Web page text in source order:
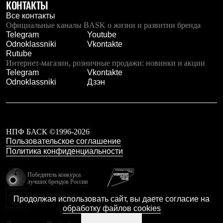
PEAK
ЗА ПОЛЯРНЫМ КРУГОМ
TREK
BASK kids
CITY
BASK juno
ИДЁМ В ПОХОД
Дневник капитана
Каталог дилеров
Производство
Баск в вашем городе
Контроль качества
Технологии
Сотрудничество
Дилерам
Стать дилером
Корпоративным клиентам
КОНТАКТЫ
Все контакты
Официальные каналы BASK о жизни и развитии бренда
Telegram
Youtube
Odnoklassniki
Vkontakte
Rutube
Интернет-магазин, розничные продажи: новинки и акции
Telegram
Vkontakte
Odnoklassniki
Дзэн
НПФ БАСК ©1996-2026
Пользовательское соглашение
Политика конфиденциальности
Победитель конкурса
лучших брендов России
Калибр
Продолжая использовать сайт, вы даете согласие на
обработку файлов cookies